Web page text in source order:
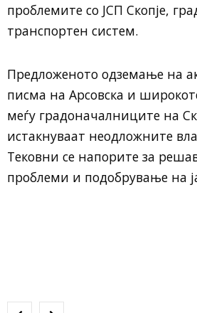
проблемите со ЈСП Скопје,
транспортен систем.
Предложеното одземање на
писма на Арсовска и
меѓу градоначалниците на
истакнуваат неодложните
Тековни се напорите за
проблеми и подобрување на